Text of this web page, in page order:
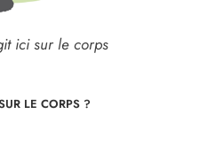
ici sur le corps
LE CORPS ?